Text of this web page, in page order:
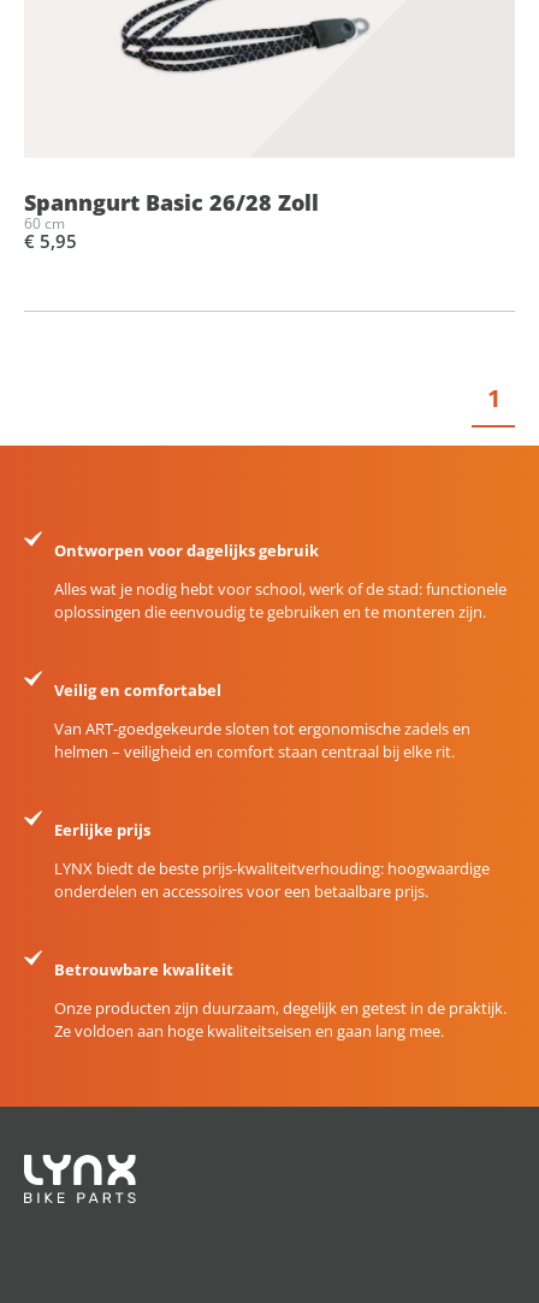
Spanngurt Basic 26/28 Zoll
60 cm
€ 5,95
1
Ontworpen voor dagelijks gebruik
Alles wat je nodig hebt voor school, werk of de stad: functionele
oplossingen die eenvoudig te gebruiken en te monteren zijn.
Veilig en comfortabel
Van ART-goedgekeurde sloten tot ergonomische zadels en
helmen – veiligheid en comfort staan centraal bij elke rit.
Eerlijke prijs
LYNX biedt de beste prijs-kwaliteitverhouding: hoogwaardige
onderdelen en accessoires voor een betaalbare prijs.
Betrouwbare kwaliteit
Onze producten zijn duurzaam, degelijk en getest in de praktijk.
Ze voldoen aan hoge kwaliteitseisen en gaan lang mee.